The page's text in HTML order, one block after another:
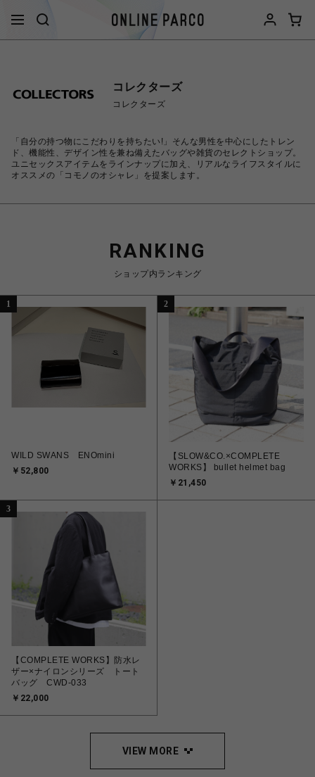
コレクターズ
コレクターズ
「自分の持つ物にこだわりを持ちたい!」そんな男性を中心にしたトレン
ド、機能性、デザイン性を兼ね備えたバッグや雑貨のセレクトショップ。
ユニセックスアイテムをラインナップに加え、リアルなライフスタイルに
オススメの「コモノのオシャレ」を提案します。
RANKING
ショップ内ランキング
1
WILD SWANS ENOmini
￥52,800
2
【SLOW&CO.×COMPLETE
WORKS】 bullet helmet bag
￥21,450
3
【COMPLETE WORKS】防水レ
ザー×ナイロンシリーズ トート
バッグ CWD-033
￥22,000
VIEW MORE